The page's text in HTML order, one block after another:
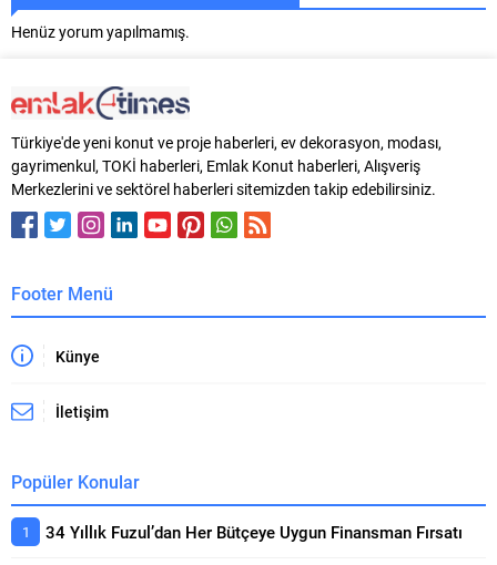
Henüz yorum yapılmamış.
Türkiye'de yeni konut ve proje haberleri, ev dekorasyon, modası,
gayrimenkul, TOKİ haberleri, Emlak Konut haberleri, Alışveriş
Merkezlerini ve sektörel haberleri sitemizden takip edebilirsiniz.
Footer Menü
Künye
İletişim
Popüler Konular
34 Yıllık Fuzul’dan Her Bütçeye Uygun Finansman Fırsatı